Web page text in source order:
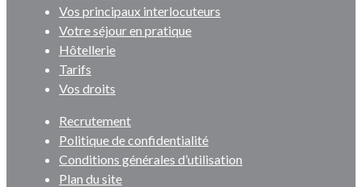
Vos principaux interlocuteurs
Votre séjour en pratique
Hôtellerie
Tarifs
Vos droits
Recrutement
Politique de confidentialité
Conditions générales d’utilisation
Plan du site